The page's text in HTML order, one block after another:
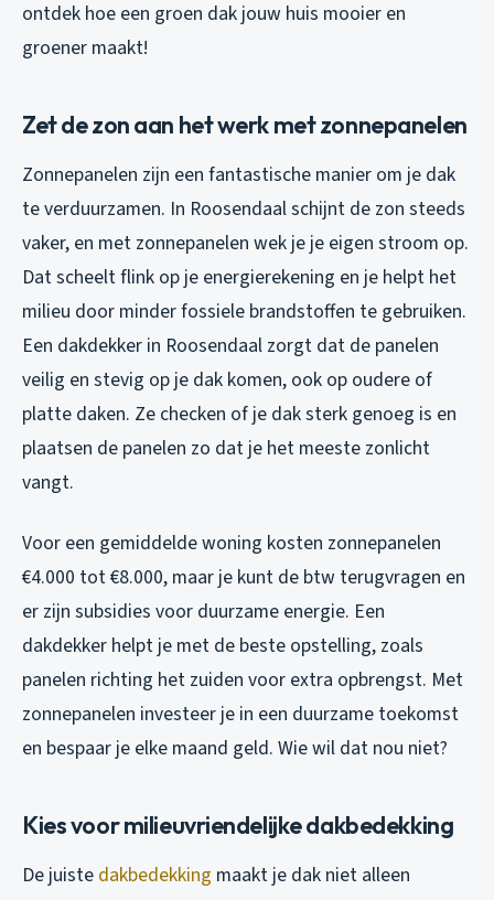
ontdek hoe een groen dak jouw huis mooier en
groener maakt!
Zet de zon aan het werk met zonnepanelen
Zonnepanelen zijn een fantastische manier om je dak
te verduurzamen. In Roosendaal schijnt de zon steeds
vaker, en met zonnepanelen wek je je eigen stroom op.
Dat scheelt flink op je energierekening en je helpt het
milieu door minder fossiele brandstoffen te gebruiken.
Een dakdekker in Roosendaal zorgt dat de panelen
veilig en stevig op je dak komen, ook op oudere of
platte daken. Ze checken of je dak sterk genoeg is en
plaatsen de panelen zo dat je het meeste zonlicht
vangt.
Voor een gemiddelde woning kosten zonnepanelen
€4.000 tot €8.000, maar je kunt de btw terugvragen en
er zijn subsidies voor duurzame energie. Een
dakdekker helpt je met de beste opstelling, zoals
panelen richting het zuiden voor extra opbrengst. Met
zonnepanelen investeer je in een duurzame toekomst
en bespaar je elke maand geld. Wie wil dat nou niet?
Kies voor milieuvriendelijke dakbedekking
De juiste dakbedekking maakt je dak niet alleen